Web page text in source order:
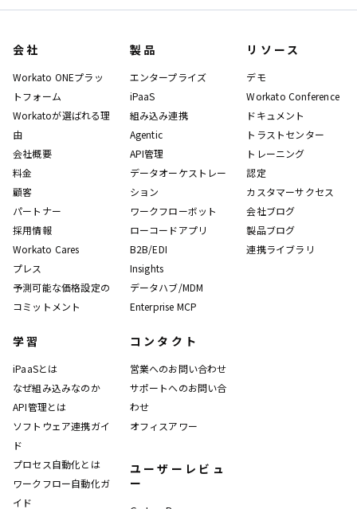
会社
Workato ONEプラッ
トフォーム
Workatoが選ばれる理
由
会社概要
料金
顧客
パートナー
採用情報
Workato Cares
プレス
予測可能な価格設定の
コミットメント
製品
エンタープライズ
iPaaS
組み込み連携
Agentic
API管理
データオーケストレー
ション
ワークフローボット
ローコードアプリ
B2B/EDI
Insights
データハブ/MDM
Enterprise MCP
リソース
デモ
Workato Conference
ドキュメント
トラストセンター
トレーニング
認定
カスタマーサクセス
会社ブログ
製品ブログ
連携ライブラリ
学習
iPaaSとは
なぜ組み込みなのか
API管理とは
ソフトウェア連携ガイ
ド
プロセス自動化とは
ワークフロー自動化ガ
イド
コンタクト
営業へのお問い合わせ
サポートへのお問い合
わせ
オフィスアワー
ユーザーレビュ
ー